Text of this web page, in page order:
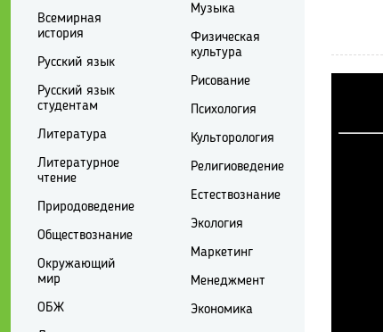
Всемирная
история
Русский язык
Русский язык
студентам
Литература
Литературное
чтение
Природоведение
Обществознание
Окружающий
мир
ОБЖ
Музыка
Физическая
культура
Рисование
Психология
Культорология
Религиоведение
Естествознание
Экология
Маркетинг
Менеджмент
Экономика